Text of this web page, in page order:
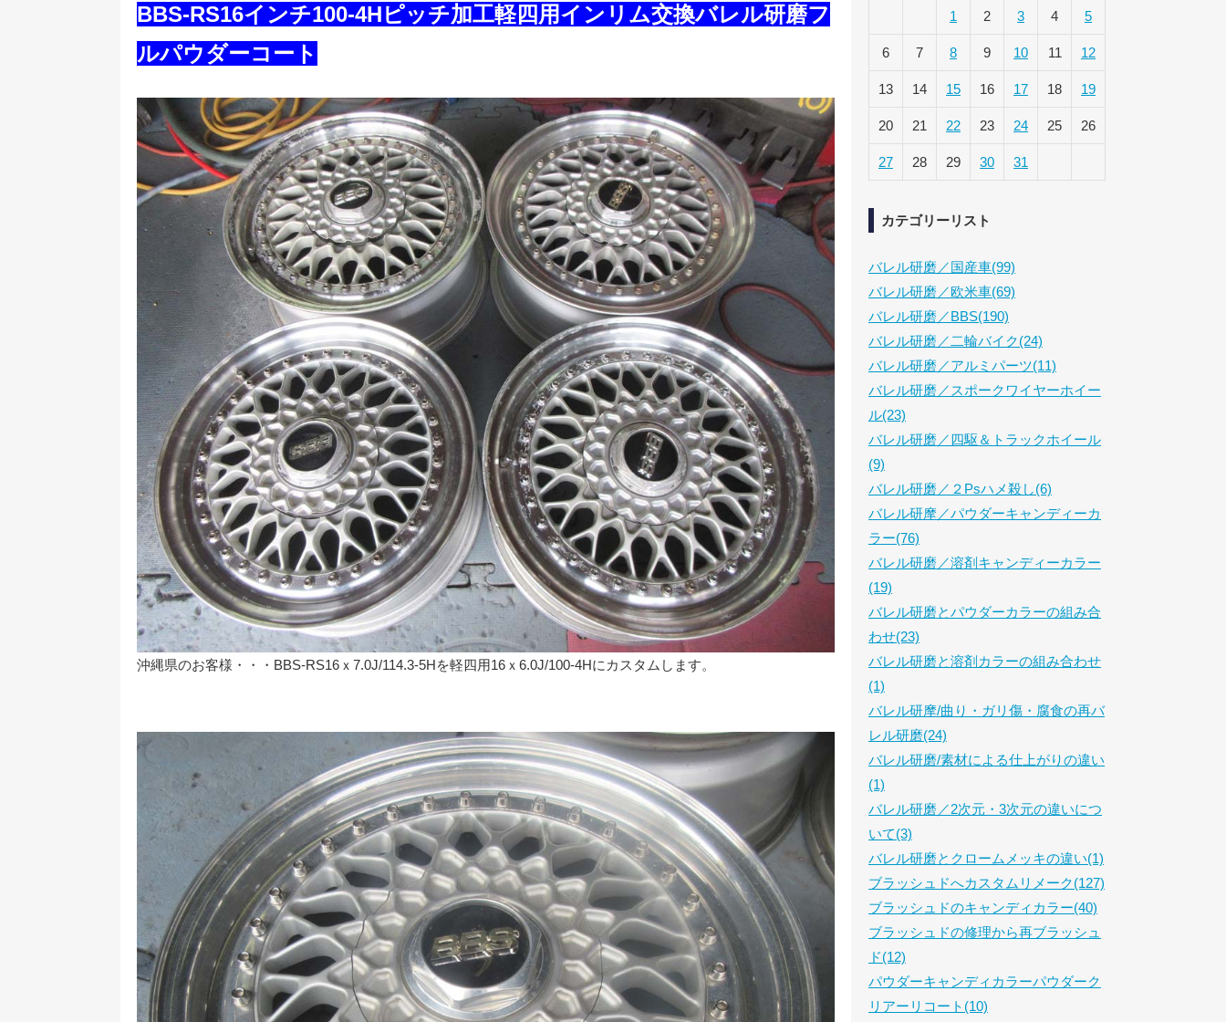
BBS-RS16インチ100-4Hピッチ加工軽四用インリム交換バレル研磨フ
ルパウダーコート
沖縄県のお客様・・・BBS-RS16ｘ7.0J/114.3-5Hを軽四用16ｘ6.0J/100-4Hにカスタムします。
1 2 3 4 5
6 7 8 9 10 11 12
13 14 15 16 17 18 19
20 21 22 23 24 25 26
27 28 29 30 31
カテゴリーリスト
バレル研磨／国産車(99)
バレル研磨／欧米車(69)
バレル研磨／BBS(190)
バレル研磨／二輪バイク(24)
バレル研磨／アルミパーツ(11)
バレル研磨／スポークワイヤーホイー
ル(23)
バレル研磨／四駆＆トラックホイール
(9)
バレル研磨／２Psハメ殺し(6)
バレル研摩／パウダーキャンディーカ
ラー(76)
バレル研磨／溶剤キャンディーカラー
(19)
バレル研磨とパウダーカラーの組み合
わせ(23)
バレル研磨と溶剤カラーの組み合わせ
(1)
バレル研摩/曲り・ガリ傷・腐食の再バ
レル研磨(24)
バレル研磨/素材による仕上がりの違い
(1)
バレル研磨／2次元・3次元の違いにつ
いて(3)
バレル研磨とクロームメッキの違い(1)
ブラッシュドへカスタムリメーク(127)
ブラッシュドのキャンディカラー(40)
ブラッシュドの修理から再ブラッシュ
ド(12)
パウダーキャンディカラーパウダーク
リアーリコート(10)